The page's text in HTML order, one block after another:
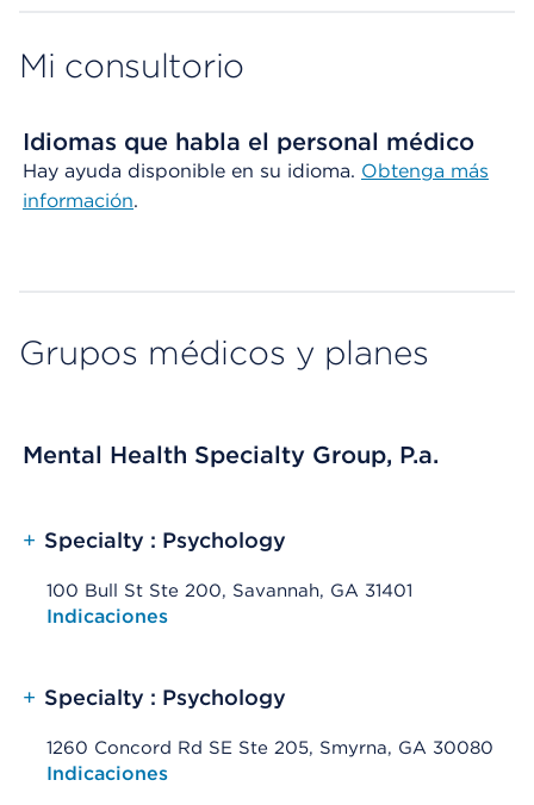
Mi consultorio
Idiomas que habla el personal médico
Hay ayuda disponible en su idioma. Obtenga más
información.
Grupos médicos y planes
Mental Health Specialty Group, P.a.
+ Specialty : Psychology
100 Bull St Ste 200, Savannah, GA 31401
Opens native map application on mobile devices
Indicaciones
+ Specialty : Psychology
1260 Concord Rd SE Ste 205, Smyrna, GA 30080
Opens native map application on mobile devices
Indicaciones